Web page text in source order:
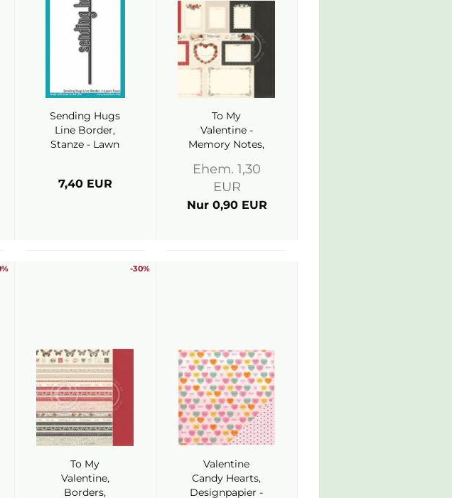
Sending Hugs
Line Border,
Stanze - Lawn
7,40 EUR
To My
Valentine -
Memory Notes,
Pion Design
Ehem. 1,30
EUR
Nur 0,90 EUR
-30%
To My
Valentine,
Borders,
Valentine
Candy Hearts,
Designpapier -